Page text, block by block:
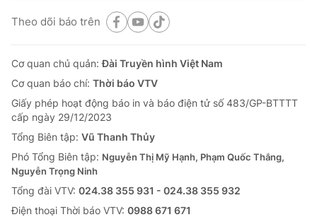
Theo dõi báo trên
Cơ quan chủ quản:Đài Truyền hình Việt Nam
Cơ quan báo chí: Thời báo VTV
Giấy phép hoạt động báo in và báo điện tử số 483/GP-BTTTT
cấp ngày 29/12/2023
Tổng Biên tập: Vũ Thanh Thủy
Phó Tổng Biên tập: Nguyễn Thị Mỹ Hạnh, Phạm Quốc Thắng,
Nguyễn Trọng Ninh
Tổng đài VTV: 024.38 355 931 - 024.38 355 932
Ðiện thoại Thời báo VTV: 0988 671 671